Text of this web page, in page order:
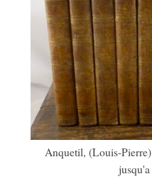
Anquetil, (Louis-